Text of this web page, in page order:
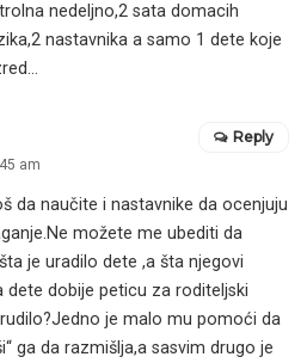
nedeljno,2 sata domacih
nastavnika a samo 1 dete koje
am
da naučite i nastavnike da ocenjuju
možete me ubediti da
je uradilo dete ,a šta njegovi
dete dobije peticu za roditeljski
je malo mu pomoći da
ga da razmišlja,a sasvim drugo je
Reply